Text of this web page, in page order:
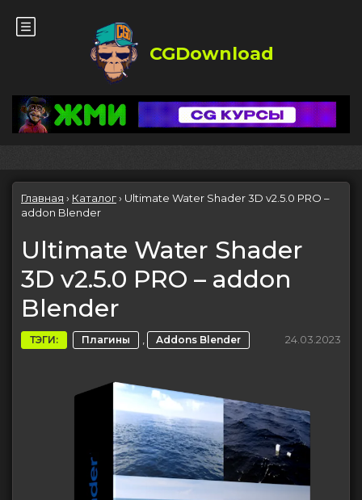
CGDownload
Главная › Каталог› Ultimate Water Shader 3D v2.5.0 PRO –
addon Blender
Ultimate Water Shader
3D v2.5.0 PRO – addon
Blender
ТЭГИ: Плагины , Addons Blender 24.03.2023